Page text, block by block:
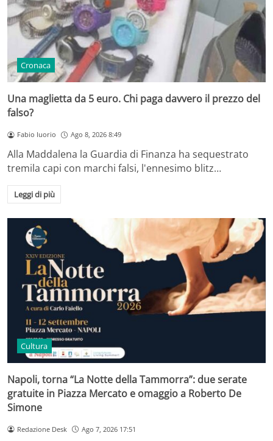
Cronaca
Una maglietta da 5 euro. Chi paga davvero il prezzo del
falso?
Fabio Iuorio Ago 8, 2026 8:49
Alla Maddalena la Guardia di Finanza ha sequestrato
tremila capi con marchi falsi, l'ennesimo blitz…
Leggi di più
Cultura
Napoli, torna “La Notte della Tammorra”: due serate
gratuite in Piazza Mercato e omaggio a Roberto De
Simone
Redazione Desk Ago 7, 2026 17:51